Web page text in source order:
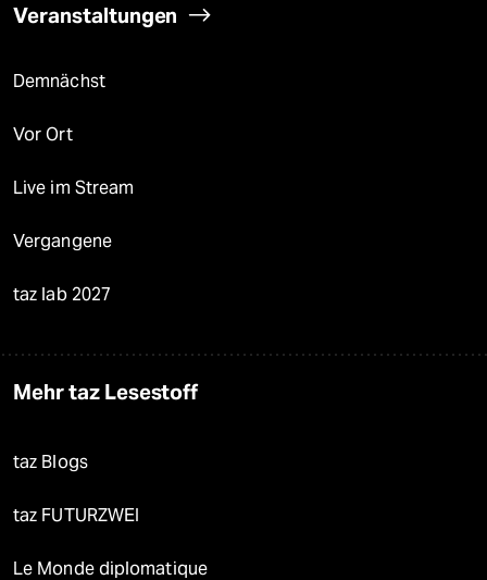
Veranstaltungen
Demnächst
Vor Ort
Live im Stream
Vergangene
taz lab 2027
Mehr taz Lesestoff
taz Blogs
taz FUTURZWEI
Le Monde diplomatique